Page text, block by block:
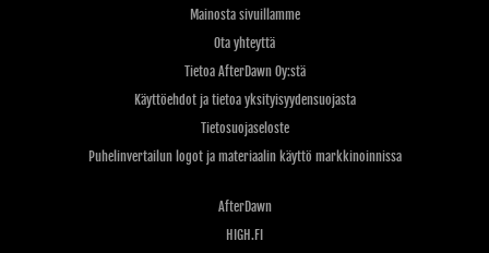
Mainosta sivuillamme
Ota yhteyttä
Tietoa AfterDawn Oy:stä
Käyttöehdot ja tietoa yksityisyydensuojasta
Tietosuojaseloste
Puhelinvertailun logot ja materiaalin käyttö markkinoinnissa
AfterDawn
HIGH.FI